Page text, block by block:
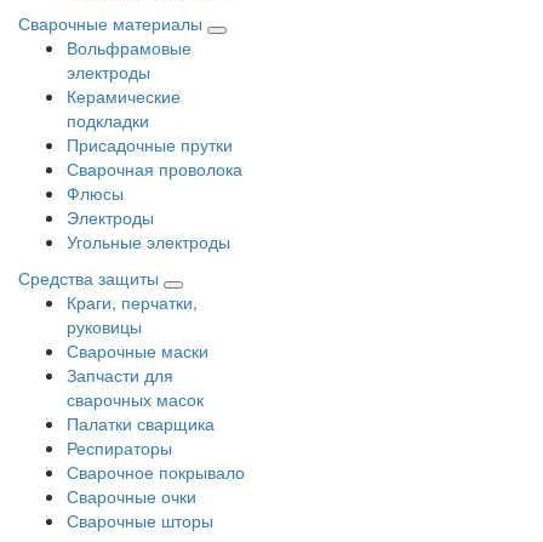
Сварочные материалы
Вольфрамовые
электроды
Керамические
подкладки
Присадочные прутки
Сварочная проволока
Флюсы
Электроды
Угольные электроды
Средства защиты
Краги, перчатки,
руковицы
Сварочные маски
Запчасти для
сварочных масок
Палатки сварщика
Респираторы
Сварочное покрывало
Сварочные очки
Сварочные шторы